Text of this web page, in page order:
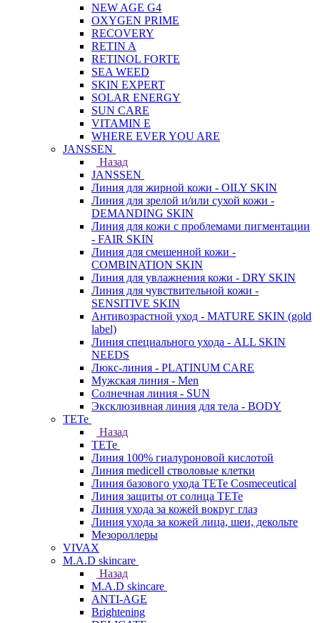
NEW AGE G4
OXYGEN PRIME
RECOVERY
RETIN A
RETINOL FORTE
SEA WEED
SKIN EXPERT
SOLAR ENERGY
SUN CARE
VITAMIN E
WHERE EVER YOU ARE
JANSSEN
Назад
JANSSEN
Линия для жирной кожи - OILY SKIN
Линия для зрелой и/или сухой кожи -
DEMANDING SKIN
Линия для кожи с проблемами пигментации
- FAIR SKIN
Линия для смешенной кожи -
COMBINATION SKIN
Линия для увлажнения кожи - DRY SKIN
Линия для чувствительной кожи -
SENSITIVE SKIN
Антивозрастной уход - MATURE SKIN (gold
label)
Линия специального ухода - ALL SKIN
NEEDS
Люкс-линия - PLATINUM CARE
Мужская линия - Men
Солнечная линия - SUN
Эксклюзивная линия для тела - BODY
TETe
Назад
TETe
Линия 100% гиалуроновой кислотой
Линия medicell стволовые клетки
Линия базового ухода TETe Cosmeceutical
Линия защиты от солнца TETe
Линия ухода за кожей вокруг глаз
Линия ухода за кожей лица, шеи, декольте
Мезороллеры
VIVAX
M.A.D skincare
Назад
M.A.D skincare
ANTI-AGE
Brightening